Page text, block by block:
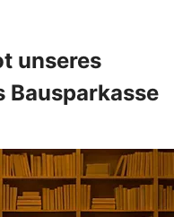
unseres
Bausparkasse